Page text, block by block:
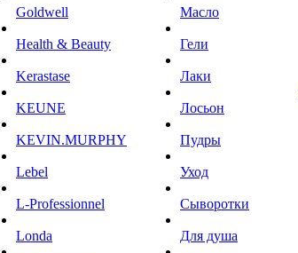
Goldwell
Health & Beauty
Kerastase
KEUNE
KEVIN.MURPHY
Lebel
L-Professionnel
Londa
Масло
Гели
Лаки
Лосьон
Пудры
Уход
Сыворотки
Для душа